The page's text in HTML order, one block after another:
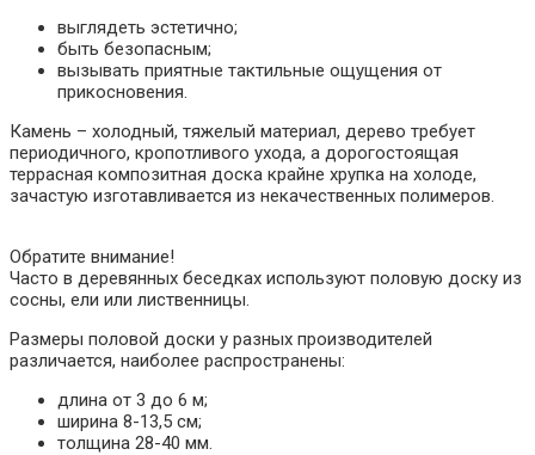
выглядеть эстетично;
быть безопасным;
вызывать приятные тактильные ощущения от
прикосновения.
Камень – холодный, тяжелый материал, дерево требует
периодичного, кропотливого ухода, а дорогостоящая
террасная композитная доска крайне хрупка на холоде,
зачастую изготавливается из некачественных полимеров.
Обратите внимание!
Часто в деревянных беседках используют половую доску из
сосны, ели или лиственницы.
Размеры половой доски у разных производителей
различается, наиболее распространены:
длина от 3 до 6 м;
ширина 8-13,5 см;
толщина 28-40 мм.